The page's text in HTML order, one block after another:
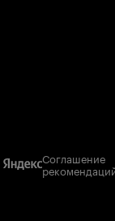
Соглашение